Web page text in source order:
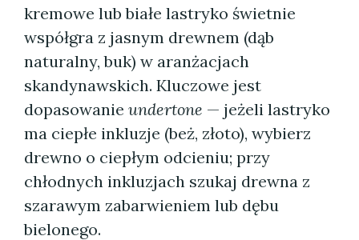
kremowe lub białe lastryko świetnie
współgra z jasnym drewnem (dąb
naturalny, buk) w aranżacjach
skandynawskich. Kluczowe jest
dopasowanie undertone — jeżeli lastryko
ma ciepłe inkluzje (beż, złoto), wybierz
drewno o ciepłym odcieniu; przy
chłodnych inkluzjach szukaj drewna z
szarawym zabarwieniem lub dębu
bielonego.